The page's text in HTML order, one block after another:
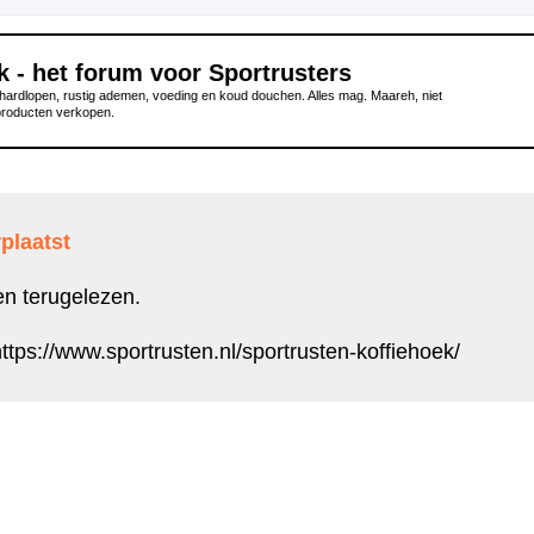
- het forum voor Sportrusters
rustig ademen, voeding en koud douchen. Alles mag. Maareh, niet
verkopen.
terugelezen.
www.sportrusten.nl/sportrusten-koffiehoek/